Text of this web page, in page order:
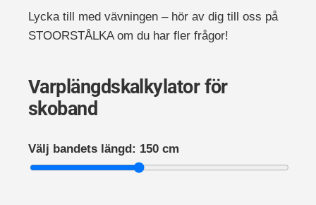
Lycka till med vävningen – hör av dig till oss på
STOORSTÅLKA om du har fler frågor!
Varplängdskalkylator för
skoband
Välj bandets längd: 150 cm